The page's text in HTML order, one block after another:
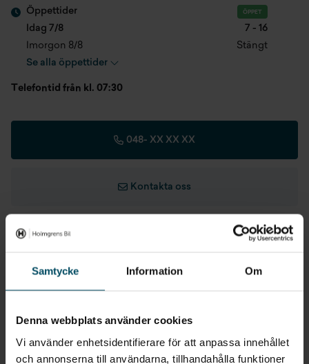
Samtycke Information Om
Denna webbplats använder cookies
Vi använder enhetsidentifierare för att anpassa innehållet
och annonserna till användarna, tillhandahålla funktioner
Öppettider ÖPPET
Idag 7/8
7 - 16
Imorgon 8/8
Stängt
Se alla öppettider
Telefontid från kl. 07:30
048- XX XX XX
Kontakta oss